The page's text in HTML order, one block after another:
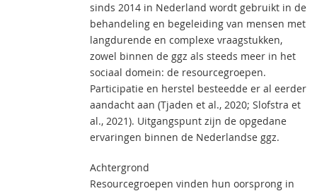
sinds 2014 in Nederland wordt gebruikt in de
behandeling en begeleiding van mensen met
langdurende en complexe vraagstukken,
zowel binnen de ggz als steeds meer in het
sociaal domein: de resourcegroepen.
Participatie en herstel besteedde er al eerder
aandacht aan (Tjaden et al., 2020; Slofstra et
al., 2021). Uitgangspunt zijn de opgedane
ervaringen binnen de Nederlandse ggz.
Achtergrond
Resourcegroepen vinden hun oorsprong in